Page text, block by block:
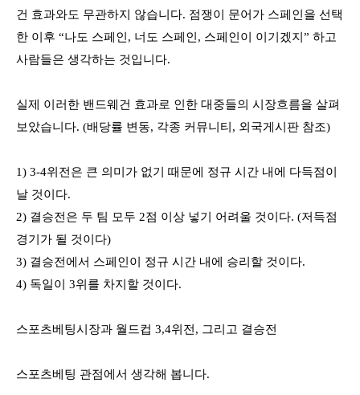
건 효과와도 무관하지 않습니다. 점쟁이 문어가 스페인을 선택
한 이후 “나도 스페인 , 너도 스페인 , 스페인이 이기겠지 ” 하고
사람들은 생각하는 것입니다.
실제 이러한 밴드웨건 효과로 인한 대중들의 시장흐름을 살펴
보았습니다. (배당률 변동, 각종 커뮤니티, 외국게시판 참조)
1) 3-4위전은 큰 의미가 없기 때문에 정규 시간 내에 다득점이
날 것이다.
2) 결승전은 두 팀 모두 2점 이상 넣기 어려울 것이다. (저득점
경기가 될 것이다)
3) 결승전에서 스페인이 정규 시간 내에 승리할 것이다.
4) 독일이 3위를 차지할 것이다.
스포츠베팅시장과 월드컵 3,4위전 , 그리고 결승전
스포츠베팅 관점에서 생각해 봅니다.